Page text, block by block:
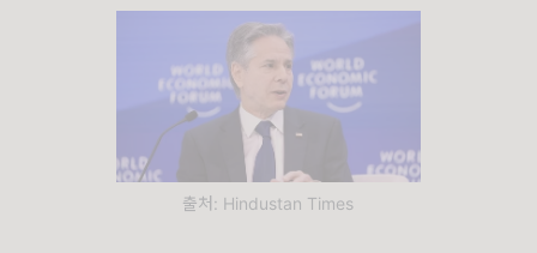
출처: Hindustan Times